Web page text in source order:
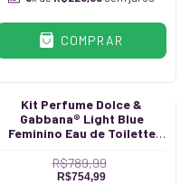
COMPRAR
Kit Perfume Dolce &
Gabbana® Light Blue
Feminino Eau de Toilette
Caneta 10 ml
R$789,99
R$754,99